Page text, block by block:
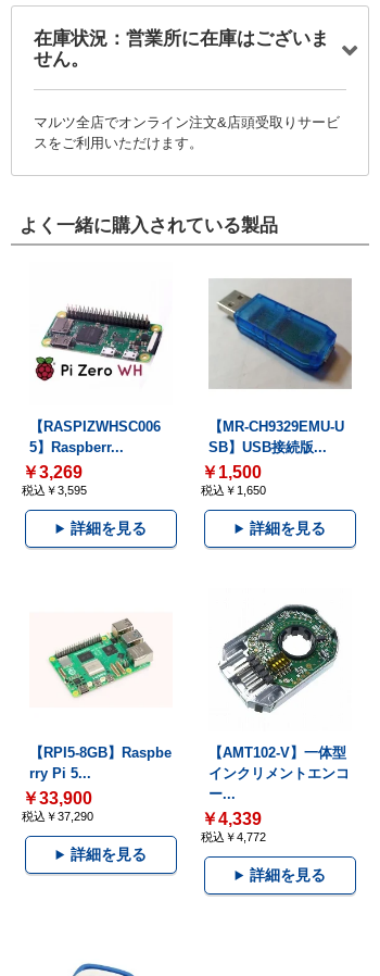
在庫状況：営業所に在庫はございま
せん。
マルツ全店でオンライン注文&店頭受取りサービ
スをご利用いただけます。
よく一緒に購入されている製品
【RASPIZWHSC006
5】Raspberr...
￥3,269
税込￥3,595
詳細を見る
【MR-CH9329EMU-U
SB】USB接続版...
￥1,500
税込￥1,650
詳細を見る
【RPI5-8GB】Raspbe
rry Pi 5...
￥33,900
税込￥37,290
詳細を見る
【AMT102-V】一体型
インクリメントエンコ
ー...
￥4,339
税込￥4,772
詳細を見る